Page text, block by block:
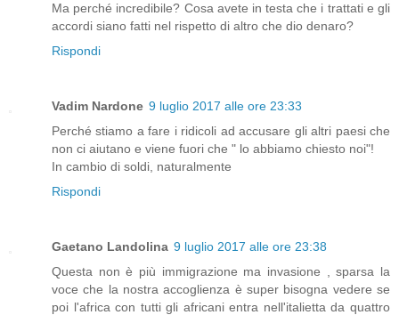
Ma perché incredibile? Cosa avete in testa che i trattati e gli
accordi siano fatti nel rispetto di altro che dio denaro?
Rispondi
Vadim Nardone 9 luglio 2017 alle ore 23:33
Perché stiamo a fare i ridicoli ad accusare gli altri paesi che
non ci aiutano e viene fuori che " lo abbiamo chiesto noi"!
In cambio di soldi, naturalmente
Rispondi
Gaetano Landolina 9 luglio 2017 alle ore 23:38
Questa non è più immigrazione ma invasione , sparsa la
voce che la nostra accoglienza è super bisogna vedere se
poi l'africa con tutti gli africani entra nell'italietta da quattro